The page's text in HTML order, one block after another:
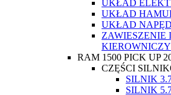
UKŁAD
UKŁAD
UKŁAD
ZAWIESZENIE
KIEROWNICZY
RAM 1500 PICK UP
CZĘŚCI
SILNIK
SILNIK